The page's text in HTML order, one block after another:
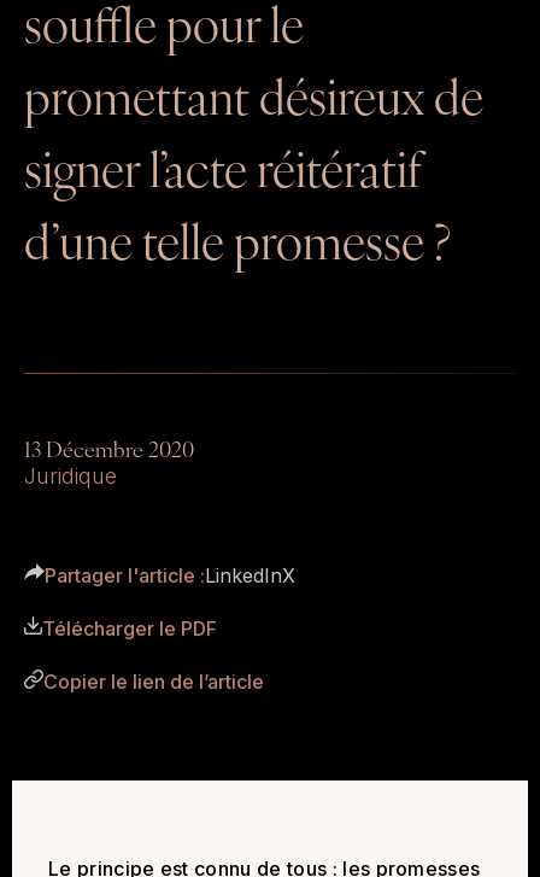
13 Décembre 2020
Juridique
souffle pour le
promettant désireux de
signer l’acte réitératif
d’une telle promesse ?
Partager l'article :LinkedInX
Télécharger le PDF
Copier le lien de l’article
Le principe est connu de tous : les promesses